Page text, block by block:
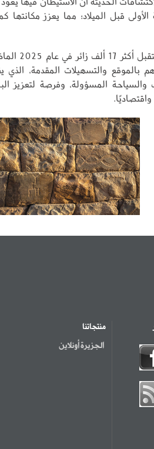
قبل الميلاد؛ مما يعزز مكانتها
وشهد المركز إقبالًا ملحوظًا، حيث
بالموقع والتسهيلات المقدمة، الذي
والسياحة المسؤولة، وفرصة لتعزيز
منتجاتنا
الجزيرة أونلاين